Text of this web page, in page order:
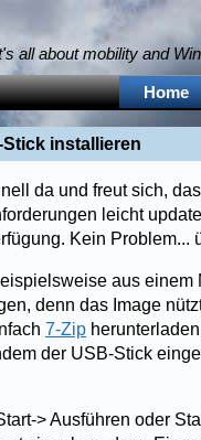
all about mobility and
Home
installieren
da und freut sich,
leicht
Kein
aus
denn das Image
7-Zip
der USB-Stick
> Ausführen oder